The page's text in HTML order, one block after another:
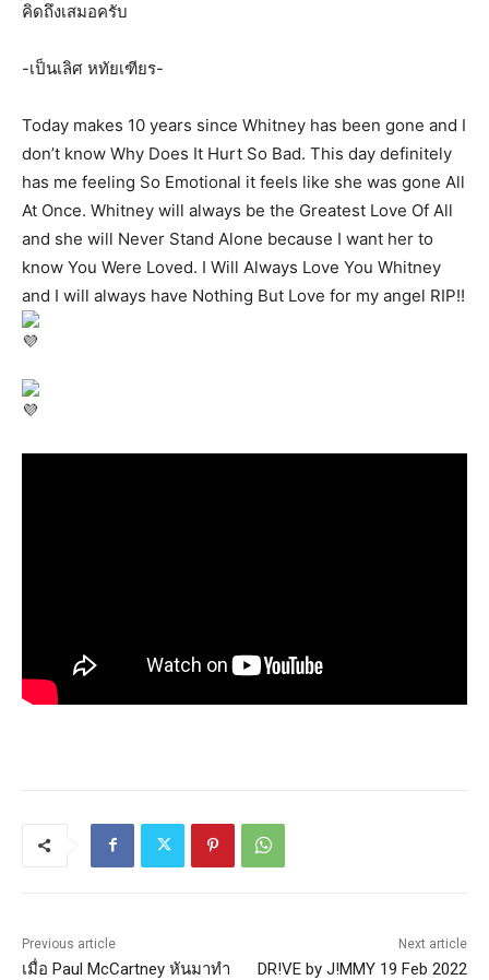
คิดถึงเสมอครับ
-เป็นเลิศ หทัยเฑียร-
Today makes 10 years since Whitney has been gone and I
don’t know Why Does It Hurt So Bad. This day definitely
has me feeling So Emotional it feels like she was gone All
At Once. Whitney will always be the Greatest Love Of All
and she will Never Stand Alone because I want her to
know You Were Loved. I Will Always Love You Whitney
and I will always have Nothing But Love for my angel RIP!!
Previous article
เมื่อ Paul McCartney หันมาทำ
Next article
DR!VE by J!MMY 19 Feb 2022